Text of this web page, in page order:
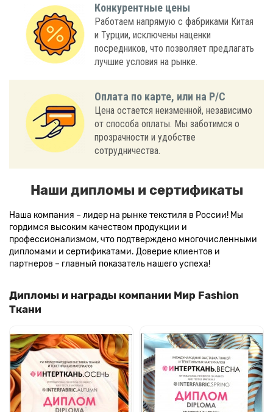
Конкурентные цены
Работаем напрямую с фабриками Китая
и Турции, исключены наценки
посредников, что позволяет предлагать
лучшие условия на рынке.
Оплата по карте, или на Р/С
Цена остается неизменной, независимо
от способа оплаты. Мы заботимся о
прозрачности и удобстве
сотрудничества.
Наши дипломы и сертификаты
Наша компания – лидер на рынке текстиля в России! Мы
гордимся высоким качеством продукции и
профессионализмом, что подтверждено многочисленными
дипломами и сертификатами. Доверие клиентов и
партнеров – главный показатель нашего успеха!
Дипломы и награды компании Мир Fashion
Ткани